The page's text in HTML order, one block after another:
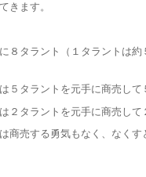
きます。
８タラント（１タラントは
５タラントを元手に商売し
２タラントを元手に商売し
商売する勇気もなく、なく